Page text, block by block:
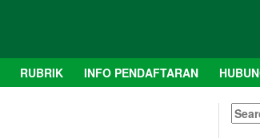
RUBRIK INFO PENDAFTARAN
for: